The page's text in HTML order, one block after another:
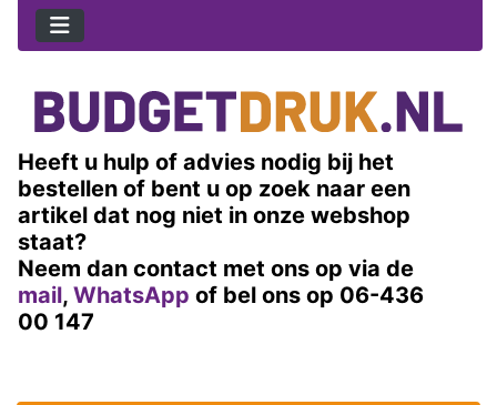
Heeft u hulp of advies nodig bij het
bestellen of bent u op zoek naar een
artikel dat nog niet in onze webshop
staat?
Neem dan contact met ons op via de
mail, WhatsApp of bel ons op 06-436
00 147